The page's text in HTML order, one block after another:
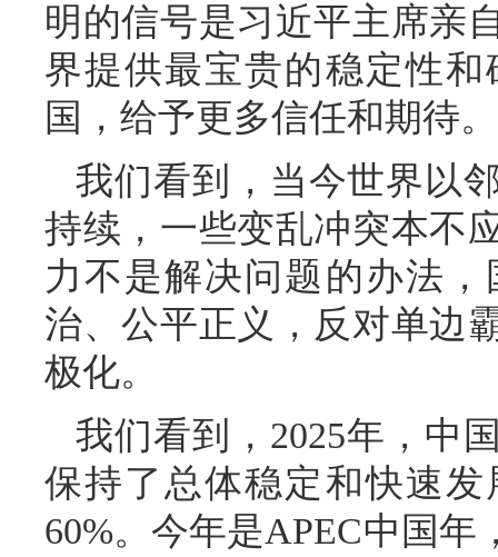
明的信号是习近平主席亲
界提供最宝贵的稳定性
国，给予更多信任和期待。
我们看到，当今世界以
持续，一些变乱冲突本不
力不是解决问题的办法
治、公平正义，反对单边
极化。
我们看到，2025年，中
保持了总体稳定和快速
60%。今年是APEC中国